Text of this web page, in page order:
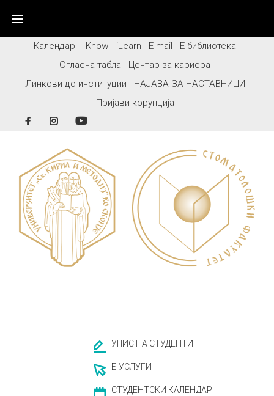
contentКалендар IKnow iLearn E-mail
Е-библиотека
Огласна табла
Центар за кариера
Линкови до институции
НАЈАВА ЗА НАСТАВНИЦИ
Пријави корупција
FacebookInstagram
УПИС НА СТУДЕНТИ
Е-УСЛУГИ
СТУДЕНТСКИ КАЛЕНДАР